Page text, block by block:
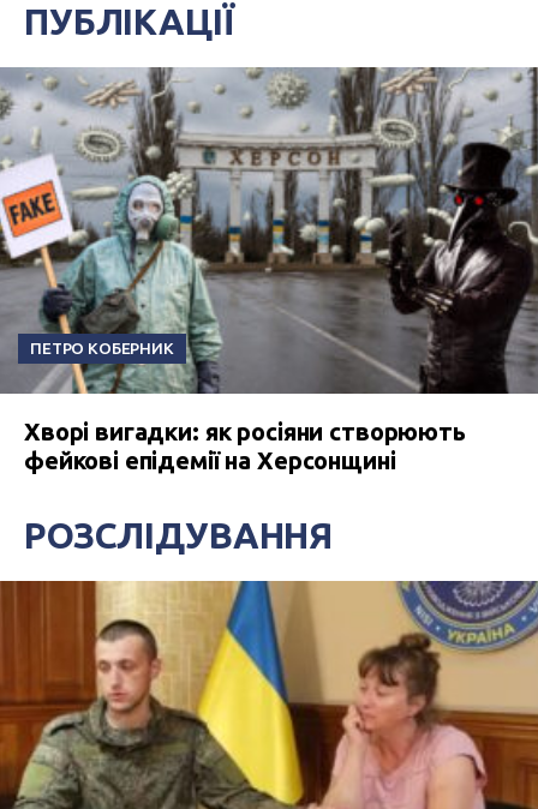
ПУБЛІКАЦІЇ
ПЕТРО КОБЕРНИК
Хворі вигадки: як росіяни створюють
фейкові епідемії на Херсонщині
РОЗСЛІДУВАННЯ